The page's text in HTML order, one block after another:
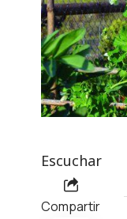
Escuchar
Compartir